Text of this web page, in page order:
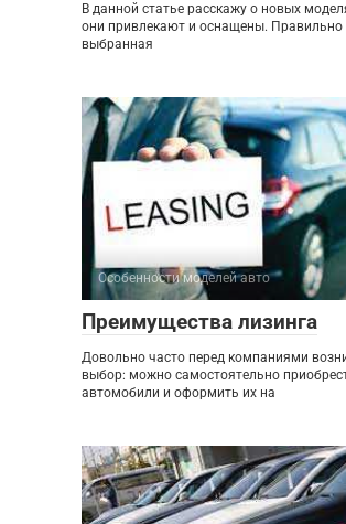
В данной статье расскажу о новых
они привлекают и оснащены. Правильно
выбранная
Особенности моделей авто
Преимущества лизинга
Довольно часто перед компаниями
выбор: можно самостоятельно
автомобили и оформить их на